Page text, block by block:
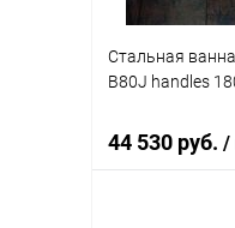
Стальная
B80J handles
44 530 руб. /